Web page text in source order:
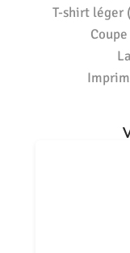
T-shirt léger